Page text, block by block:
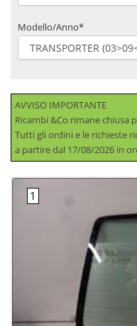
Modello/Anno*
AVVISO IMPORTANTE
Ricambi &Co rimane chiusa
Tutti gli ordini e le richieste
a partire dal 17/08/2026 in